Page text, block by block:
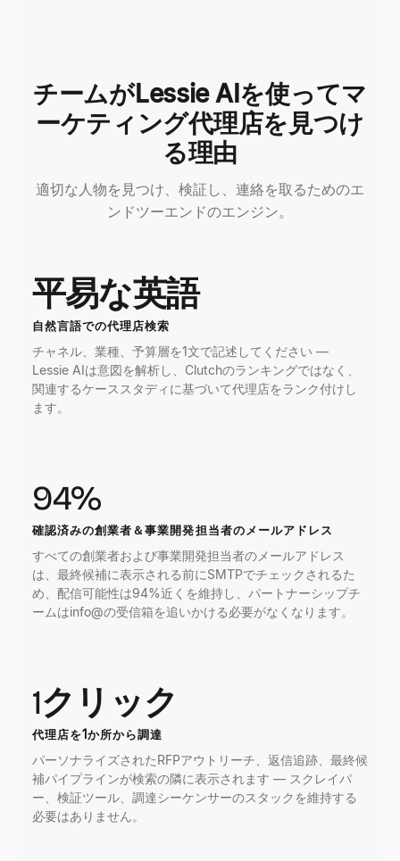
チームがLessie AIを使ってマ
ーケティング代理店を見つけ
る理由
適切な人物を見つけ、検証し、連絡を取るためのエ
ンドツーエンドのエンジン。
平易な英語
自然言語での代理店検索
チャネル、業種、予算層を1文で記述してください —
Lessie AIは意図を解析し、Clutchのランキングではなく、
関連するケーススタディに基づいて代理店をランク付けし
ます。
94%
確認済みの創業者＆事業開発担当者のメールアドレス
すべての創業者および事業開発担当者のメールアドレス
は、最終候補に表示される前にSMTPでチェックされるた
め、配信可能性は94%近くを維持し、パートナーシップチ
ームはinfo@の受信箱を追いかける必要がなくなります。
1クリック
代理店を1か所から調達
パーソナライズされたRFPアウトリーチ、返信追跡、最終候
補パイプラインが検索の隣に表示されます — スクレイパ
ー、検証ツール、調達シーケンサーのスタックを維持する
必要はありません。